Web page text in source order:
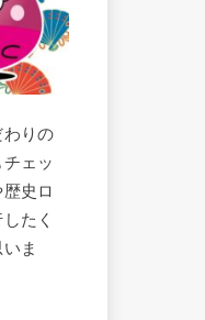
りの
ェッ
史ロ
たく
ま